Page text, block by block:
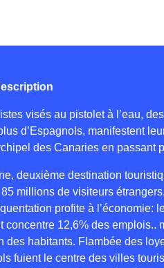
visés au pistolet à l’eau,
d’Espagnols, manifestent
des Canaries en passant
deuxième destination
millions de visiteurs
profite à l’économie:
concentre 12,6% des emplois..
des habitants. Flambée des
fuient le centre des villes